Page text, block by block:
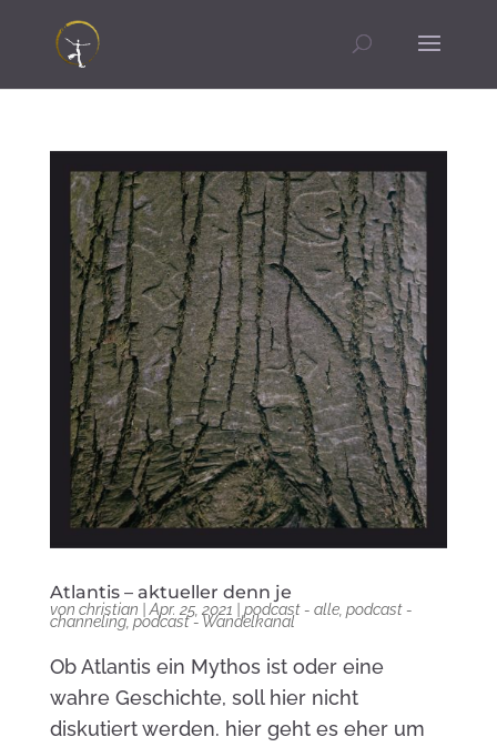
Atlantis – aktueller denn je
von christian |Apr. 25, 2021 podcast - alle, podcast -
channeling, podcast - Wandelkanal
Ob Atlantis ein Mythos ist oder eine
wahre Geschichte, soll hier nicht
diskutiert werden. hier geht es eher um